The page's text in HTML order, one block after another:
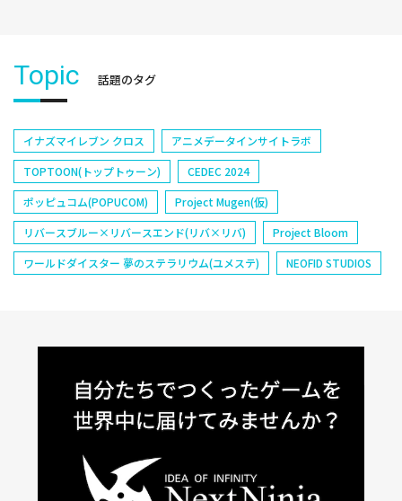
Topic 話題のタグ
イナズマイレブン クロス
アニメデータインサイトラボ
TOPTOON(トップトゥーン)
CEDEC 2024
ポッピュコム(POPUCOM)
Project Mugen(仮)
リバースブルー×リバースエンド(リバ×リバ)
Project Bloom
ワールドダイスター 夢のステラリウム(ユメステ)
NEOFID STUDIOS